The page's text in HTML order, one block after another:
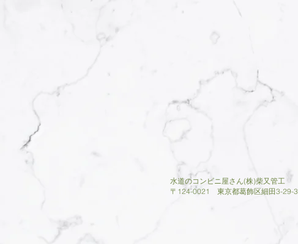
水道のコンビニ屋さん(株)柴又管工
​〒124-0021 東京都葛飾区細田3-29-3​